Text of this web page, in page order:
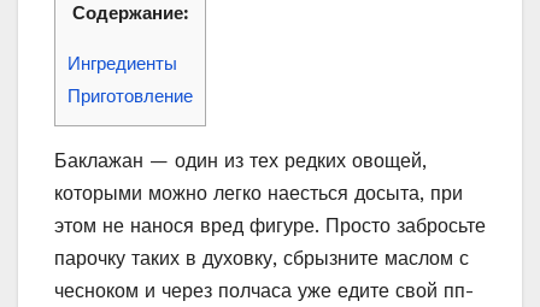
Содержание:
Ингредиенты
Приготовление
Баклажан — один из тех редких овощей,
которыми можно легко наесться досыта, при
этом не нанося вред фигуре. Просто забросьте
парочку таких в духовку, сбрызните маслом с
чесноком и через полчаса уже едите свой пп-